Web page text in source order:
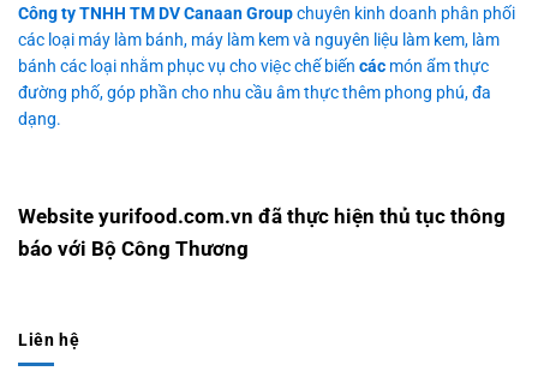
Công ty TNHH TM DV Canaan Groupchuyên kinh doanh phân phối
các loại máy làm bánh, máy làm kem và nguyên liệu làm kem, làm
bánh các loại nhằm phục vụ cho việc chế biến các món ẩm thực
đường phố, góp phần cho nhu cầu âm thực thêm phong phú, đa
dạng.
Website yurifood.com.vn đã thực hiện thủ tục thông
báo với Bộ Công Thương
Liên hệ